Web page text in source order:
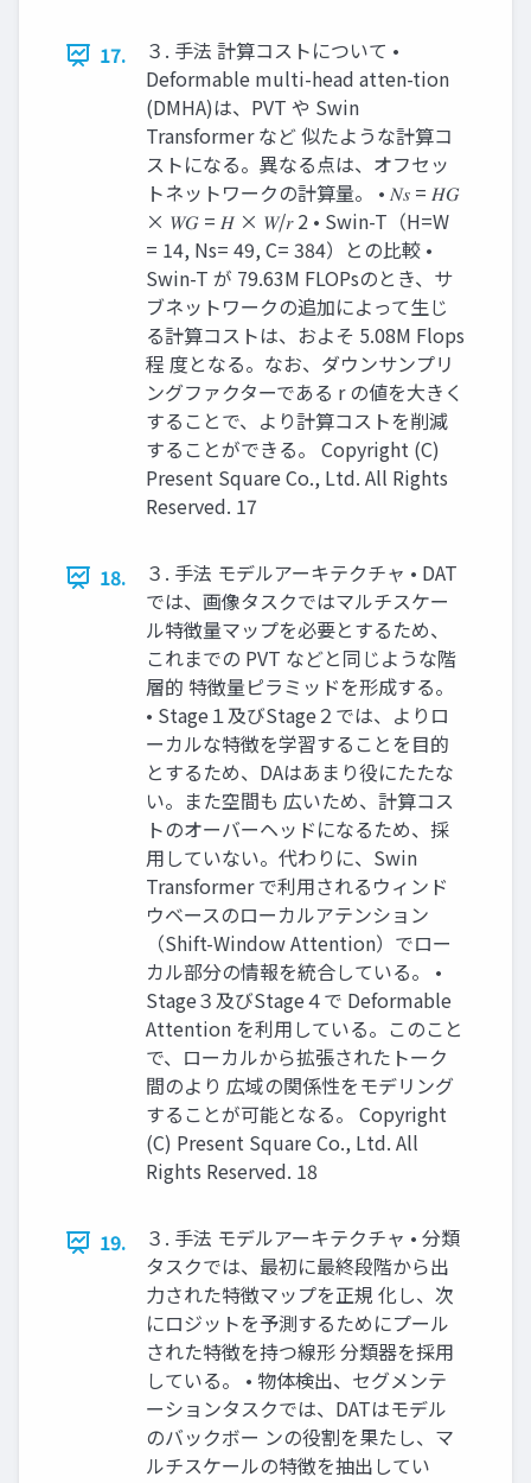
17.
３. 手法 計算コストについて •
Deformable multi-head atten-tion
(DMHA)は、PVT や Swin
Transformer など 似たような計算コ
ストになる。異なる点は、オフセッ
トネットワークの計算量。 • 𝑁𝑠 = 𝐻𝐺
× 𝑊𝐺 = 𝐻 × 𝑊/𝑟 2 • Swin-T（H=W
= 14, Ns= 49, C= 384）との比較 •
Swin-T が 79.63M FLOPsのとき、サ
ブネットワークの追加によって生じ
る計算コストは、およそ 5.08M Flops
程 度となる。なお、ダウンサンプリ
ングファクターである r の値を大きく
することで、より計算コストを削減
することができる。 Copyright (C)
Present Square Co., Ltd. All Rights
Reserved. 17
18.
３. 手法 モデルアーキテクチャ • DAT
では、画像タスクではマルチスケー
ル特徴量マップを必要とするため、
これまでの PVT などと同じような階
層的 特徴量ピラミッドを形成する。
• Stage１及びStage２では、よりロ
ーカルな特徴を学習することを目的
とするため、DAはあまり役にたたな
い。また空間も 広いため、計算コス
トのオーバーヘッドになるため、採
用していない。代わりに、Swin
Transformer で利用されるウィンド
ウベースのローカルアテンション
（Shift-Window Attention）でロー
カル部分の情報を統合している。 •
Stage３及びStage４で Deformable
Attention を利用している。このこと
で、ローカルから拡張されたトーク
間のより 広域の関係性をモデリング
することが可能となる。 Copyright
(C) Present Square Co., Ltd. All
Rights Reserved. 18
19.
３. 手法 モデルアーキテクチャ • 分類
タスクでは、最初に最終段階から出
力された特徴マップを正規 化し、次
にロジットを予測するためにプール
された特徴を持つ線形 分類器を採用
している。 • 物体検出、セグメンテ
ーションタスクでは、DATはモデル
のバックボー ンの役割を果たし、マ
ルチスケールの特徴を抽出してい